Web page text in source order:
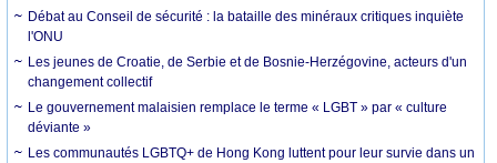
Débat au Conseil de sécurité : la bataille des minéraux critiques inquiète
l'ONU
Les jeunes de Croatie, de Serbie et de Bosnie-Herzégovine, acteurs d'un
changement collectif
Le gouvernement malaisien remplace le terme « LGBT » par « culture
déviante »
Les communautés LGBTQ+ de Hong Kong luttent pour leur survie dans un